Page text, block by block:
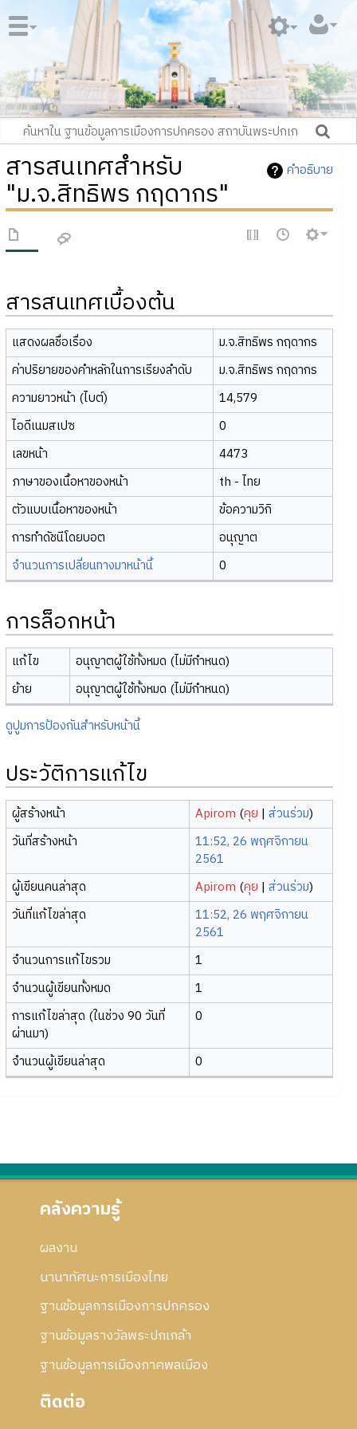
คำอธิบาย
สารสนเทศสำหรับ
"ม.จ.สิทธิพร กฤดากร"
สารสนเทศเบื้องต้น
แสดงผลชื่อเรื่อง
ม.จ.สิทธิพร กฤดากร
ค่าปริยายของคำหลักในการเรียงลำดับ
ม.จ.สิทธิพร กฤดากร
ความยาวหน้า (ไบต์)
14,579
ไอดีเนมสเปซ
0
เลขหน้า
4473
ภาษาของเนื้อหาของหน้า
th - ไทย
ตัวแบบเนื้อหาของหน้า
ข้อความวิกิ
การทำดัชนีโดยบอต
อนุญาต
จำนวนการเปลี่ยนทางมาหน้านี้
0
การล็อกหน้า
แก้ไข
อนุญาตผู้ใช้ทั้งหมด (ไม่มีกำหนด)
ย้าย
อนุญาตผู้ใช้ทั้งหมด (ไม่มีกำหนด)
ดูปูมการป้องกันสำหรับหน้านี้
ประวัติการแก้ไข
ผู้สร้างหน้า Apirom (คุย |ส่วนร่วม)
วันที่สร้างหน้า
11:52, 26 พฤศจิกายน
2561
ผู้เขียนคนล่าสุด
Apirom (คุย |ส่วนร่วม)
วันที่แก้ไขล่าสุด
11:52, 26 พฤศจิกายน
2561
จำนวนการแก้ไขรวม
1
จำนวนผู้เขียนทั้งหมด
1
การแก้ไขล่าสุด (ในช่วง 90 วันที่
ผ่านมา)
0
จำนวนผู้เขียนล่าสุด 0
คลังความรู้
ผลงาน
นานาทัศนะการเมืองไทย
ฐานข้อมูลการเมืองการปกครอง
ฐานข้อมูลรางวัลพระปกเกล้า
ฐานข้อมูลการเมืองภาคพลเมือง
ติดต่อ